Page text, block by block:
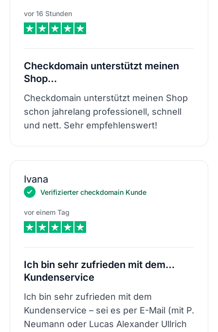
vor 16 Stunden
Checkdomain unterstützt meinen
Shop…
Checkdomain unterstützt meinen Shop
schon jahrelang professionell, schnell
und nett. Sehr empfehlenswert!
Ivana
Verifizierter checkdomain Kunde
vor einem Tag
Ich bin sehr zufrieden mit dem…
Kundenservice
Ich bin sehr zufrieden mit dem
Kundenservice – sei es per E-Mail (mit P.
Neumann oder Lucas Alexander Ullrich